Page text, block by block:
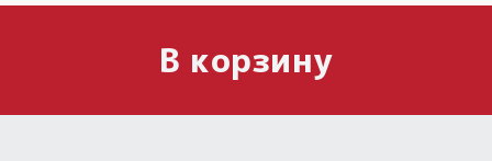
В корзину